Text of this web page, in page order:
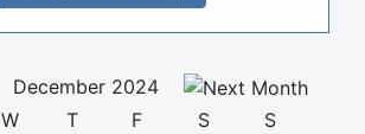
December 2024
W T F S
S